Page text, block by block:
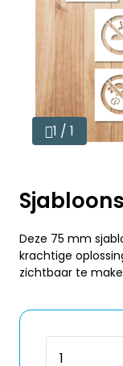
1 / 1
Deze 75 mm
krachtige
zichtbaar te